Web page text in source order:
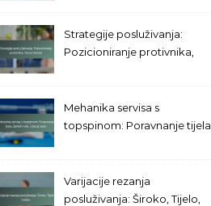
Strategije posluživanja:
Pozicioniranje protivnika,
Mehanika servisa s
topspinom: Poravnanje tijela,
Varijacije rezanja
posluživanja: Široko, Tijelo,